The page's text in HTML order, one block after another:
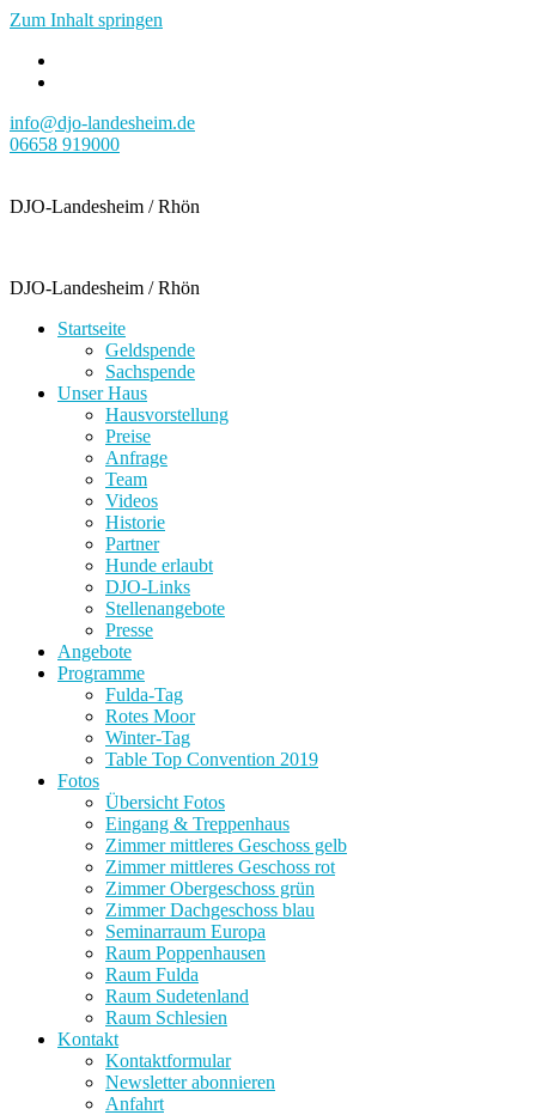
Zum Inhalt springen
info@djo-landesheim.de
06658 919000
DJO-Landesheim / Rhön
DJO-Landesheim / Rhön
Startseite
Geldspende
Sachspende
Unser Haus
Hausvorstellung
Preise
Anfrage
Team
Videos
Historie
Partner
Hunde erlaubt
DJO-Links
Stellenangebote
Presse
Angebote
Programme
Fulda-Tag
Rotes Moor
Winter-Tag
Table Top Convention 2019
Fotos
Übersicht Fotos
Eingang & Treppenhaus
Zimmer mittleres Geschoss gelb
Zimmer mittleres Geschoss rot
Zimmer Obergeschoss grün
Zimmer Dachgeschoss blau
Seminarraum Europa
Raum Poppenhausen
Raum Fulda
Raum Sudetenland
Raum Schlesien
Kontakt
Kontaktformular
Newsletter abonnieren
Anfahrt